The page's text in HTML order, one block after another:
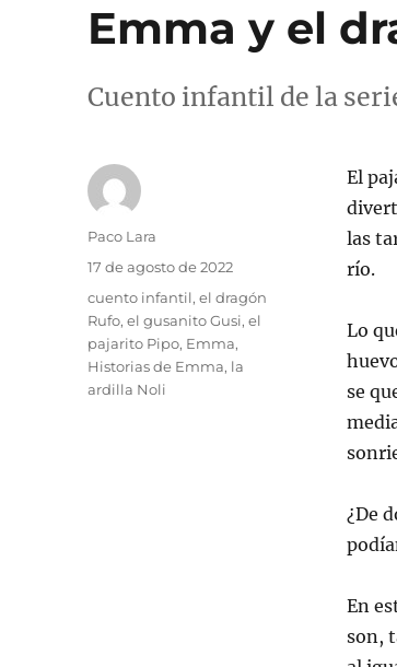
Emma y el
Cuento infantil de la
El
las
río.
Lo
se
¿De
En
son,
Autor
Paco Lara
Publicado
17 de agosto de 2022
Etiquetas
cuento infantil,el dragón
Rufo,el gusanito Gusi,el
pajarito Pipo, Emma,
Historias de Emma, la
ardilla Noli